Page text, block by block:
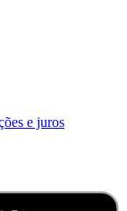
e juros